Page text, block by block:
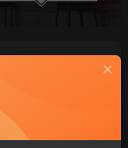
超级会员免费